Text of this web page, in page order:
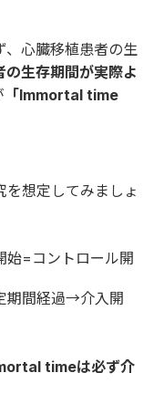
、心臓移植患者の生
の生存期間が実際よ
「Immortal time
を想定してみましょ
始=コントロール開
期間経過→介入開
timeは必ず介